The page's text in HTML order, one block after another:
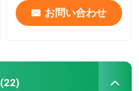
お問い合わせ
(22)